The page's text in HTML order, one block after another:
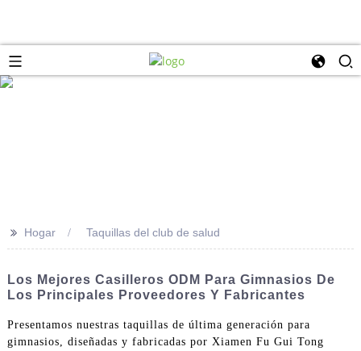
>> Hogar Taquillas del club de salud
Los Mejores Casilleros ODM Para Gimnasios De
Los Principales Proveedores Y Fabricantes
Presentamos nuestras taquillas de última generación para
gimnasios, diseñadas y fabricadas por Xiamen Fu Gui Tong